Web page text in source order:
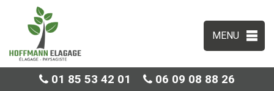
MENU
01 85 53 42 01 06 09 08 88 26